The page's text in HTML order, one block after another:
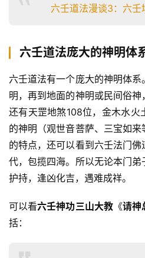
六壬道法漫谈3：六壬
六壬道法庞大的神明体
六壬道法有一个庞大的神明体
明，再到地面的神明或民间俗神
还有天罡地煞108位，金木水火
的神明（观世音菩萨、三宝如
的特点，还可以看到六壬法门
代，包揽四海。所以无论本门
护持，逢凶化吉，遇难成祥。
可以看六壬神功三山大教《请神
括：